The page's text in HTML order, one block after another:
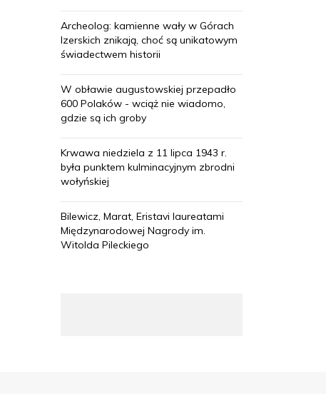
Archeolog: kamienne wały w Górach
Izerskich znikają, choć są unikatowym
świadectwem historii
W obławie augustowskiej przepadło
600 Polaków - wciąż nie wiadomo,
gdzie są ich groby
Krwawa niedziela z 11 lipca 1943 r.
była punktem kulminacyjnym zbrodni
wołyńskiej
Bilewicz, Marat, Eristavi laureatami
Międzynarodowej Nagrody im.
Witolda Pileckiego